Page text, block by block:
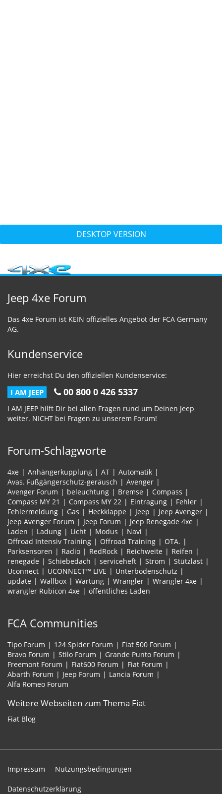
DESKTOP VERSION
Jeep 4xe Forum
Das 4xe Forum ist KEIN offizielles Angebot der FCA Germany
AG.
Kundenservice
Hier erreichst Du den offiziellen Kundenservice:
I AM JEEP 00 800 0 426 5337
I AM JEEP hilft Dir bei allen Fragen rund um Deinen Jeep
weiter. NICHT bei Fragen zu unserem Forum!
Forum-Schlagworte
4xe Anhängerkupplung AT
Automatik
Avas. Fußgängerschutz-geräusch
Avenger
Avenger Forum
beleuchtung Bremse
Compass
Compass MY 21
Compass MY 22 Eintragung
Fehler
Fehlermeldung
Gas Heckklappe Jeep
Jeep Avenger
Jeep Avenger Forum
Jeep Forum
Jeep Renegade 4xe
Laden
Ladung Licht Modus
Navi
Offroad Intensiv Training
Offroad Training
OTA.
Parksensoren
Radio RedRock Reichweite
Reifen
renegade
Schiebedach serviceheft Strom
Stützlast
Uconnect
UCONNECT™ LIVE
Unterbodenschutz
update
Wallbox Wartung Wrangler
Wrangler 4xe
wrangler Rubicon 4xe
öffentliches Laden
FCA Communities
Tipo Forum 124 Spider Forum
Fiat 500 Forum
Bravo Forum
Stilo Forum
Grande Punto Forum
Freemont Forum
Fiat600 Forum
Fiat Forum
Abarth Forum
Jeep Forum
Lancia Forum
Alfa Romeo Forum
Weitere Webseiten zum Thema Fiat
Fiat Blog
Impressum Nutzungsbedingungen
Datenschutzerklärung